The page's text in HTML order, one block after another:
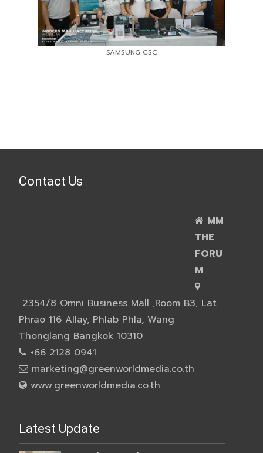
SAMSUNG CSC
Contact Us
MM
THE
FORU
M
2354/8 Omni Business Mall ,Room B3, Lat
Phrao 116 Allay, Phlab Phla, Wang
Thonglang Bangkok 10310
+66 2128 0941
marketing@greenworldmedia.co.th
www.greenworldmedia.co.th
Latest Update